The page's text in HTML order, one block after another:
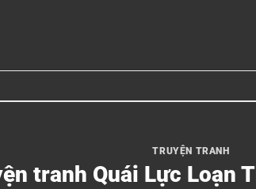
TRUYỆN TRANH
tranh Quái Lực Loạn